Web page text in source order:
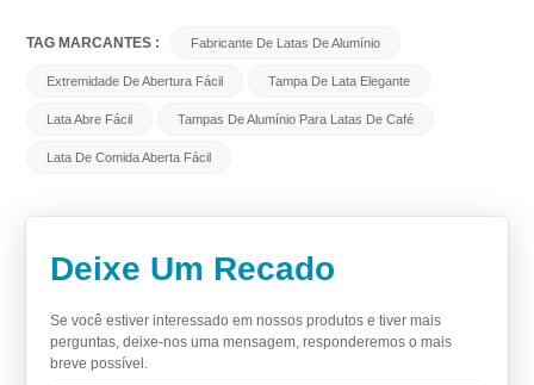
TAG MARCANTES : Fabricante De Latas De Alumínio
Extremidade De Abertura Fácil Tampa De Lata Elegante
Lata Abre Fácil Tampas De Alumínio Para Latas De Café
Lata De Comida Aberta Fácil
Deixe Um Recado
Se você estiver interessado em nossos produtos e tiver mais
perguntas, deixe-nos uma mensagem, responderemos o mais
breve possível.